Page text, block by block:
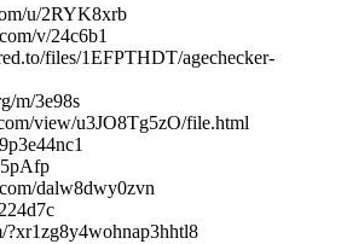
u/2RYK8xrb
v/24c6b1
files/1EFPTHDT/agechecker-
m/3e98s
view/u3JO8Tg5zO/file.html
dalw8dwy0zvn
?xr1zg8y4wohnap3hhtl8